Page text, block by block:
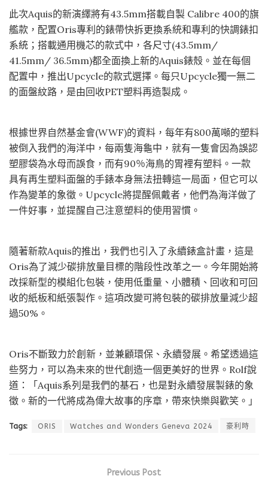
此次Aquis的新演繹將有43.5mm搭載自製 Calibre 400的旗
艦款，配置Oris專利的錶帶快拆更換系統和專利的快調錶扣
系統；搭載通用機芯的款式中，各尺寸(43.5mm/
41.5mm/ 36.5mm)都全面換上新的Aquis錶殼。並在每個
配置中，推出Upcycle的款式選擇。每只Upcycle獨一無二
的面盤紋路，是由回收PET塑料再造製成。
根據世界自然基金會(WWF)的資料，每年有800萬噸的塑料
被倒入我們的海洋中，每兩隻海龜中，就有一隻會因為誤認
塑膠袋為水母而誤食，而有90％海鳥的胃裡有塑料。一款
具有再生塑料面盤的手錶本身無法扭轉這一局面，但它可以
作為變革的象徵。Upcycle將提醒佩戴者，他們為海洋做了
一件好事，並提醒自己注意塑料的使用習慣。
隨著新款Aquis的推出，我們也引入了永續錶盒計畫，這是
Oris為了減少碳排放量目標的階段性改革之一。今年開始將
改採新型的模組化包裝，使用低重量、小體積、回收和可回
收的紙板和紙張製作。這項改變可將包裝的碳排放量減少超
過50%。
Oris不斷致力於創新，並兼顧環保、永續發展。希望透過這
些努力，可以為未來的世代創造一個更美好的世界。Rolf說
道：「Aquis系列是我們的基石，也是對永續發展製錶的象
徵。新的一代將成為偉大故事的序章，帶來快樂與歡笑。」
Tags: ORIS Watches and Wonders Geneva 2024 豪利時
Previous Post